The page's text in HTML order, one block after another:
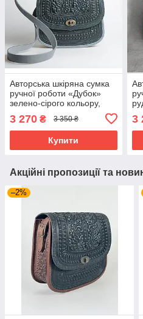
Авторська шкіряна сумка
ручної роботи «Дубок»
зелено-сірого кольору,
3 270 ₴ 3 350 ₴
Купити
3
Акційні пропозиції та
–2%